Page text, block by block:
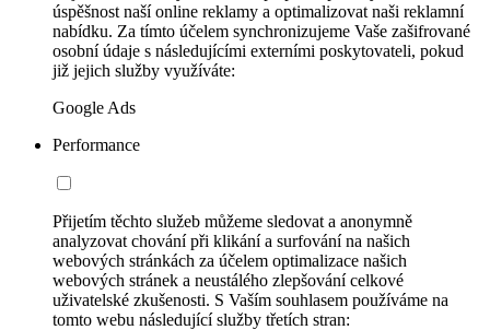
úspěšnost naší online reklamy a optimalizovat naši reklamní
nabídku. Za tímto účelem synchronizujeme Vaše zašifrované
osobní údaje s následujícími externími poskytovateli, pokud
již jejich služby využíváte:
Google Ads
Performance
Přijetím těchto služeb můžeme sledovat a anonymně
analyzovat chování při klikání a surfování na našich
webových stránkách za účelem optimalizace našich
webových stránek a neustálého zlepšování celkové
uživatelské zkušenosti. S Vaším souhlasem používáme na
tomto webu následující služby třetích stran: